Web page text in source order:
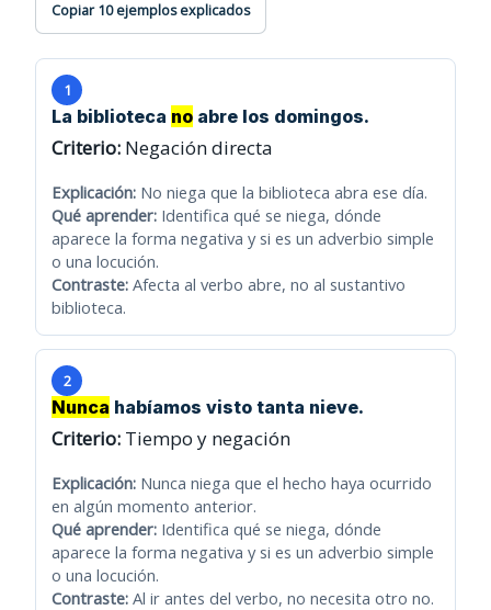
Copiar 10 ejemplos explicados
1
La biblioteca no abre los domingos.
Criterio: Negación directa
Explicación: No niega que la biblioteca abra ese día.
Qué aprender: Identifica qué se niega, dónde
aparece la forma negativa y si es un adverbio simple
o una locución.
Contraste: Afecta al verbo abre, no al sustantivo
biblioteca.
2
Nunca habíamos visto tanta nieve.
Criterio: Tiempo y negación
Explicación: Nunca niega que el hecho haya ocurrido
en algún momento anterior.
Qué aprender: Identifica qué se niega, dónde
aparece la forma negativa y si es un adverbio simple
o una locución.
Contraste: Al ir antes del verbo, no necesita otro no.